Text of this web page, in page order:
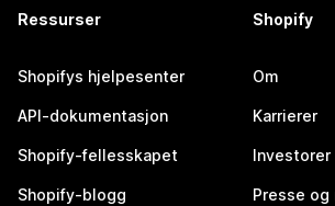
Ressurser
Shopifys hjelpesenter
API-dokumentasjon
Shopify-fellesskapet
Shopify-blogg
Shopify
Om
Karrierer
Investorer
Presse og